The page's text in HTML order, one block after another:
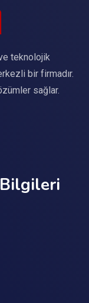
teknolojik
bir firmadır.
sağlar.